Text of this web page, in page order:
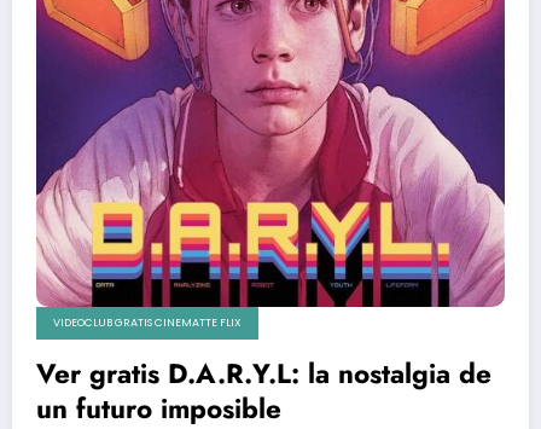
VIDEOCLUB GRATIS CINEMATTE FLIX
Ver gratis D.A.R.Y.L: la nostalgia de
un futuro imposible